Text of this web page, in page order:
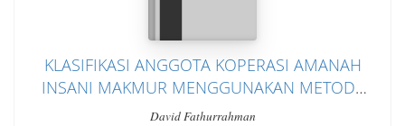
KLASIFIKASI ANGGOTA KOPERASI AMANAH
INSANI MAKMUR MENGGUNAKAN METODE
NAIVE BAYES
David Fathurrahman